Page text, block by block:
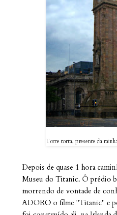
Torre torta, presente da
Depois de quase 1 hora
Museu do Titanic. Ô prédio
morrendo de vontade de
ADORO o filme "Titanic" e